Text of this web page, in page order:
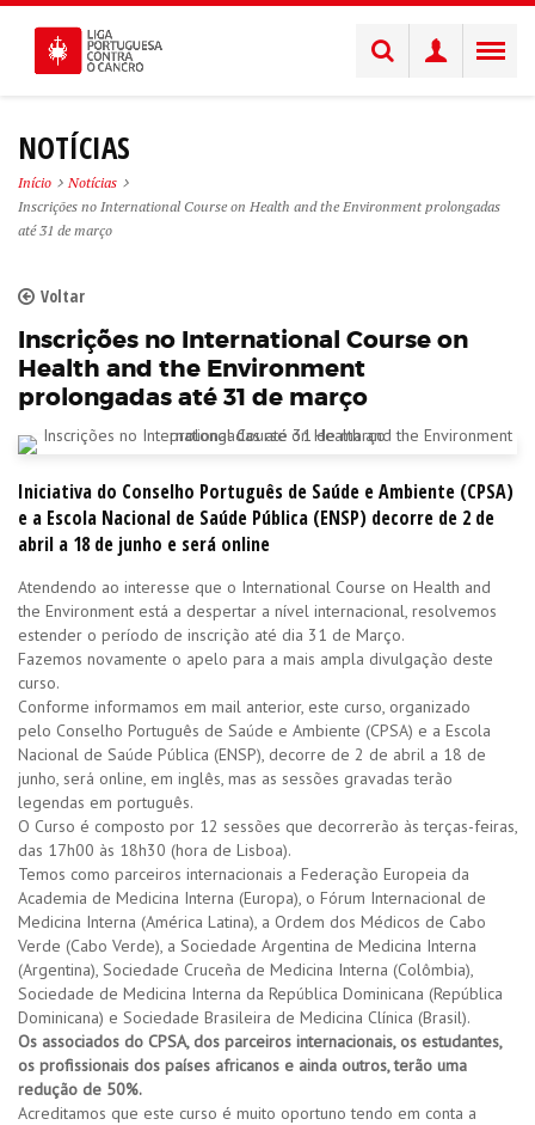
NOTÍCIAS
Início
Notícias
Inscrições no International Course on Health and the Environment prolongadas
até 31 de março
Voltar
Inscrições no International Course on
Health and the Environment
prolongadas até 31 de março
Iniciativa do Conselho Português de Saúde e Ambiente (CPSA)
e a Escola Nacional de Saúde Pública (ENSP) decorre de 2 de
abril a 18 de junho e será online
Atendendo ao interesse que o International Course on Health and
the Environment está a despertar a nível internacional, resolvemos
estender o período de inscrição até dia 31 de Março.
Fazemos novamente o apelo para a mais ampla divulgação deste
curso.
Conforme informamos em mail anterior, este curso, organizado
pelo Conselho Português de Saúde e Ambiente (CPSA) e a Escola
Nacional de Saúde Pública (ENSP), decorre de 2 de abril a 18 de
junho, será online, em inglês, mas as sessões gravadas terão
legendas em português.
O Curso é composto por 12 sessões que decorrerão às terças-feiras,
das 17h00 às 18h30 (hora de Lisboa).
Temos como parceiros internacionais a Federação Europeia da
Academia de Medicina Interna (Europa), o Fórum Internacional de
Medicina Interna (América Latina), a Ordem dos Médicos de Cabo
Verde (Cabo Verde), a Sociedade Argentina de Medicina Interna
(Argentina), Sociedade Cruceña de Medicina Interna (Colômbia),
Sociedade de Medicina Interna da República Dominicana (República
Dominicana) e Sociedade Brasileira de Medicina Clínica (Brasil).
Os associados do CPSA, dos parceiros internacionais, os estudantes,
os profissionais dos países africanos e ainda outros, terão uma
redução de 50%.
Acreditamos que este curso é muito oportuno tendo em conta a